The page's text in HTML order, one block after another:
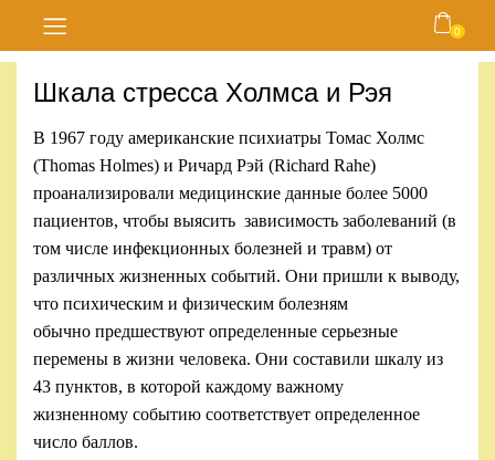
Курсы
Магазин
Карта
Личный
0
Шкала стресса Холмса и Рэя
В 1967 году американские психиатры Томас Холмс
(Thomas Holmes) и Ричард Рэй (Richard Rahe)
проанализировали медицинские данные более 5000
пациентов, чтобы выясить зависимость заболеваний (в
том числе инфекционных болезней и травм) от
различных жизненных событий. Они пришли к выводу,
что психическим и физическим болезням
обычно предшествуют определенные серьезные
перемены в жизни человека. Они составили шкалу из
43 пунктов, в которой каждому важному
жизненному событию соответствует определенное
число баллов.